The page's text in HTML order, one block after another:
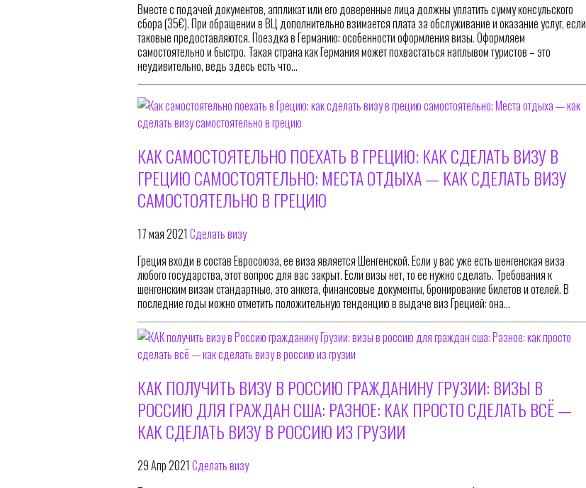
Вместе с подачей документов, аппликат или его доверенные лица должны уплатить сумму консульского
сбора (35€). При обращении в ВЦ дополнительно взимается плата за обслуживание и оказание услуг, если
таковые предоставляются. Поездка в Германию: особенности оформления визы. Оформляем
самостоятельно и быстро. Такая страна как Германия может похвастаться наплывом туристов – это
неудивительно, ведь здесь есть что…
КАК САМОСТОЯТЕЛЬНО ПОЕХАТЬ В ГРЕЦИЮ; КАК СДЕЛАТЬ ВИЗУ В
ГРЕЦИЮ САМОСТОЯТЕЛЬНО; МЕСТА ОТДЫХА — КАК СДЕЛАТЬ ВИЗУ
САМОСТОЯТЕЛЬНО В ГРЕЦИЮ
17 мая 2021 Сделать визу
Греция входи в состав Евросоюза, ее виза является Шенгенской. Если у вас уже есть шенгенская виза
любого государства, этот вопрос для вас закрыт. Если визы нет, то ее нужно сделать. Требования к
шенгенским визам стандартные, это анкета, финансовые документы, бронирование билетов и отелей. В
последние годы можно отметить положительную тенденцию в выдаче виз Грецией: она…
КАК ПОЛУЧИТЬ ВИЗУ В РОССИЮ ГРАЖДАНИНУ ГРУЗИИ: ВИЗЫ В
РОССИЮ ДЛЯ ГРАЖДАН США: РАЗНОЕ: КАК ПРОСТО СДЕЛАТЬ ВСЁ —
КАК СДЕЛАТЬ ВИЗУ В РОССИЮ ИЗ ГРУЗИИ
29 Апр 2021 Сделать визу